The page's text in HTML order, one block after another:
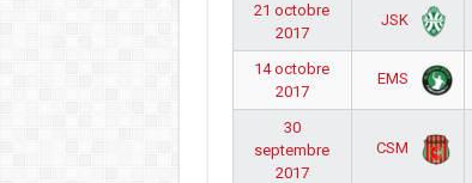
21 octobre
2017
JSK
14 octobre
2017
EMS
30
septembre
2017
CSM